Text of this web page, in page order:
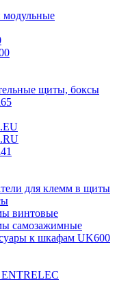
модульные
щиты, боксы
для клемм в щиты
винтовые
самозажимные
к шкафам UK600